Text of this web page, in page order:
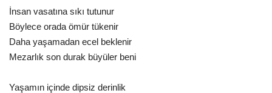
İnsan vasatına sıkı tutunur
Böylece orada ömür tükenir
Daha yaşamadan ecel beklenir
Mezarlık son durak büyüler beni
Yaşamın içinde dipsiz derinlik